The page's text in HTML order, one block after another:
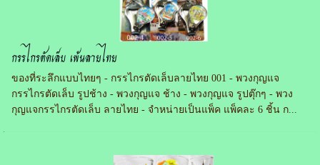
กรรไกรตัดเล็บ เพ้นลายไทย
ของที่ระลึกแบบไทยๆ - กรรไกรตัดเล็บลายไทย 001 - พวงกุญแจ
กรรไกรตัดเล็บ รูปช้าง - พวงกุญแจ ช้าง - พวงกุญแจ รูปตุ๊กๆ - พวง
กุญแจกรรไกรตัดเล็บ ลายไทย - จำหน่ายเป็นแพ็ค แพ็คละ 6 ชิ้น ก...